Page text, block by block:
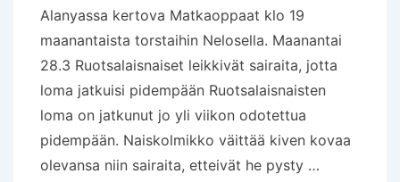
Alanyassa kertova Matkaoppaat klo 19
maanantaista torstaihin Nelosella. Maanantai
28.3 Ruotsalaisnaiset leikkivät sairaita, jotta
loma jatkuisi pidempään Ruotsalaisnaisten
loma on jatkunut jo yli viikon odotettua
pidempään. Naiskolmikko väittää kiven kovaa
olevansa niin sairaita, etteivät he pysty …